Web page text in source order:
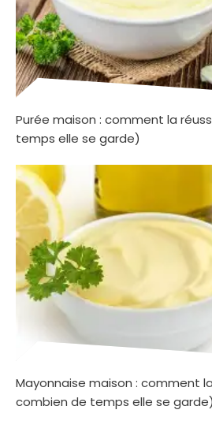
Purée maison : comment la
temps elle se garde)
Mayonnaise maison : comment
combien de temps elle se garde)